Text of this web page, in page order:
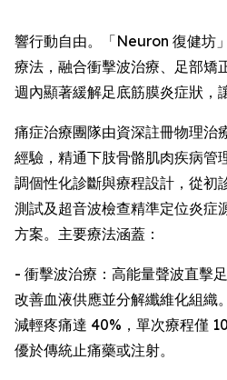
響行動自由。「Neuron 復健坊
療法，融合衝擊波治療、足部矯
週內顯著緩解足底筋膜炎症狀，
痛症治療團隊由資深註冊物理治
經驗，精通下肢骨骼肌肉疾病管
調個性化診斷與療程設計，從初
測試及超音波檢查精準定位炎症
方案。主要療法涵蓋：
- 衝擊波治療：高能量聲波直擊
改善血液供應並分解纖維化組織
減輕疼痛達 40%，單次療程僅
優於傳統止痛藥或注射。